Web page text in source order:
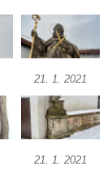
21. 1. 2021
21. 1. 2021